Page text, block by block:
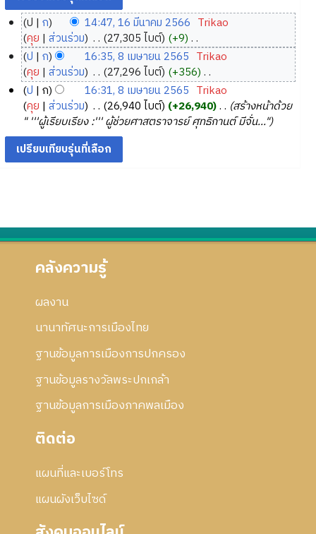
6
น
ม
5
ป ก 14:47, 16 มีนาคม 2566 Trikao
คุย ส่วนร่วม ‎ 27,305 ไบต์ +9 ‎
ไ
ม่
มี
ค
ว
ม
ย่
ร
แ
า
ย
5
ป ก 16:35, 8 เมษายน 2565 Trikao
คุย ส่วนร่วม ‎ 27,296 ไบต์ +356 ‎
ไ
ม่
มี
ค
ว
า
ก
า
ป ก 16:31, 8 เมษายน 2565 Trikao
คุย ส่วนร่วม ‎ 26,940 ไบต์ +26,940 ‎
สร้างหน้าด้วย
" '''ผู้เรียบเรียง :''' ผู้ช่วยศาสตราจารย์ ศุทธิกานต์ มีจั่น..."
คลังความรู้
ผลงาน
นานาทัศนะการเมืองไทย
ฐานข้อมูลการเมืองการปกครอง
ฐานข้อมูลรางวัลพระปกเกล้า
ฐานข้อมูลการเมืองภาคพลเมือง
ติดต่อ
แผนที่และเบอร์โทร
แผนผังเว็บไซด์